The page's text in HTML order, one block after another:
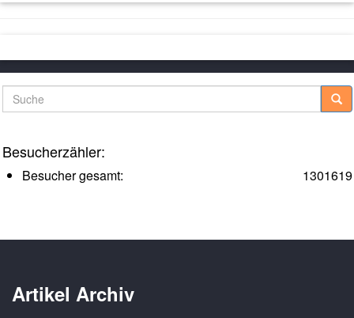
Suche
Besucherzähler:
1301619
Besucher gesamt:
Artikel Archiv